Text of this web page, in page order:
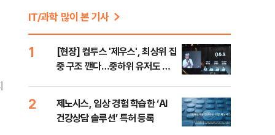
IT/과학 많이 본 기사
1
[현장] 컴투스 '제우스', 최상위 집
중 구조 깬다…중하위 유저도 품
2
제노시스, 임상 경험 학습한 ‘AI
건강상담 솔루션’ 특허 등록